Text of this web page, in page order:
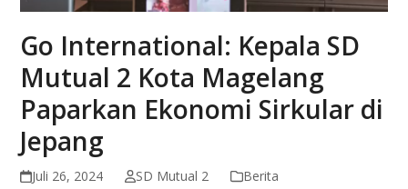
Go International: Kepala SD
Mutual 2 Kota Magelang
Paparkan Ekonomi Sirkular di
Jepang
Juli 26, 2024 SD Mutual 2 Berita